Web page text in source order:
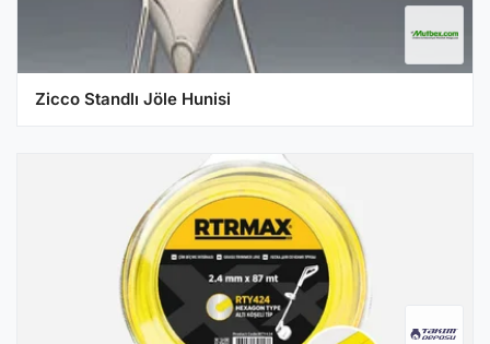
Zicco Standlı Jöle Hunisi